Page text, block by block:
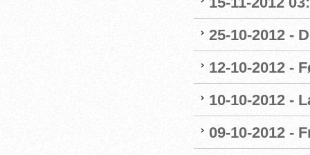
25-10-2012 -
12-10-2012 -
10-10-2012 -
09-10-2012 -